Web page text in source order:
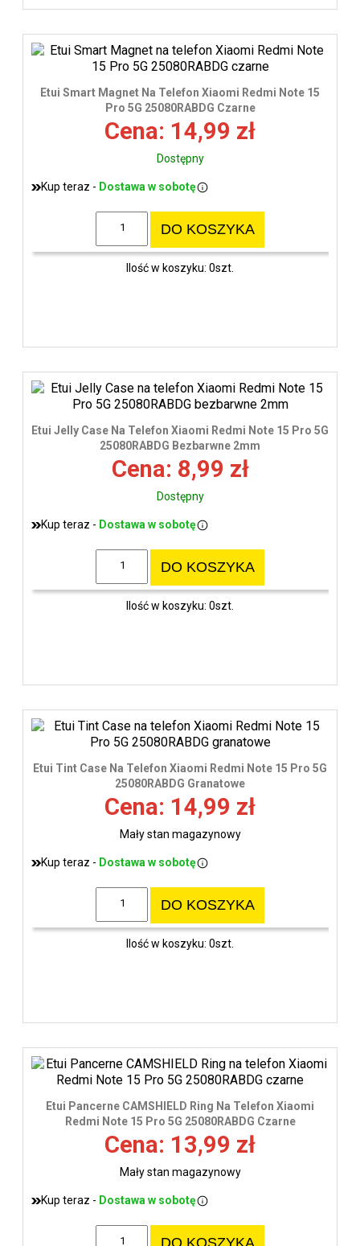
Etui Smart Magnet Na Telefon Xiaomi Redmi Note 15
Pro 5G 25080RABDG Czarne
Cena: 14,99 zł
Dostępny
Kup teraz - Dostawa w sobotę
DO KOSZYKA
Ilość w koszyku: 0szt.
Etui Jelly Case Na Telefon Xiaomi Redmi Note 15 Pro 5G
25080RABDG Bezbarwne 2mm
Cena: 8,99 zł
Dostępny
Kup teraz - Dostawa w sobotę
DO KOSZYKA
Ilość w koszyku: 0szt.
Etui Tint Case Na Telefon Xiaomi Redmi Note 15 Pro 5G
25080RABDG Granatowe
Cena: 14,99 zł
Mały stan magazynowy
Kup teraz - Dostawa w sobotę
DO KOSZYKA
Ilość w koszyku: 0szt.
Etui Pancerne CAMSHIELD Ring Na Telefon Xiaomi
Redmi Note 15 Pro 5G 25080RABDG Czarne
Cena: 13,99 zł
Mały stan magazynowy
Kup teraz - Dostawa w sobotę